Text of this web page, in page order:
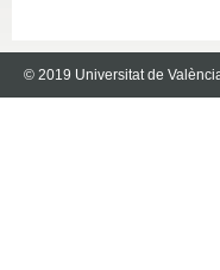
© 2019 Universitat de